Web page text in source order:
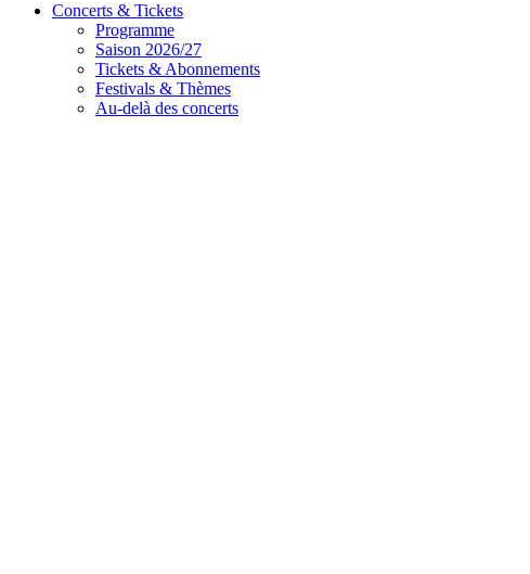
Concerts & Tickets
Programme
Saison 2026/27
Tickets & Abonnements
Festivals & Thèmes
Au-delà des concerts